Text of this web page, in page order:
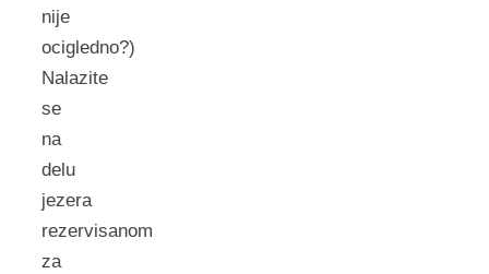
nije
ocigledno?)
Nalazite
se
na
delu
jezera
rezervisanom
za